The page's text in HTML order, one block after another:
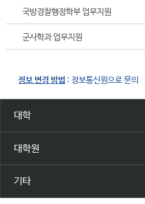
국방경찰행정학부 업무지원
군사학과 업무지원
정보 변경 방법 : 정보통신원으로 문의
대학
대학원
기타